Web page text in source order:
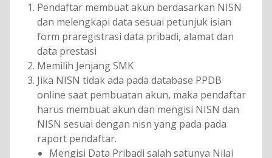
Pendaftar membuat akun berdasarkan NISN
dan melengkapi data sesuai petunjuk isian
form praregistrasi data pribadi, alamat dan
data prestasi
Memilih Jenjang SMK
Jika NISN tidak ada pada database PPDB
online saat pembuatan akun, maka pendaftar
harus membuat akun dan mengisi NISN dan
NISN sesuai dengan nisn yang pada pada
raport pendaftar.
Mengisi Data Pribadi salah satunya Nilai